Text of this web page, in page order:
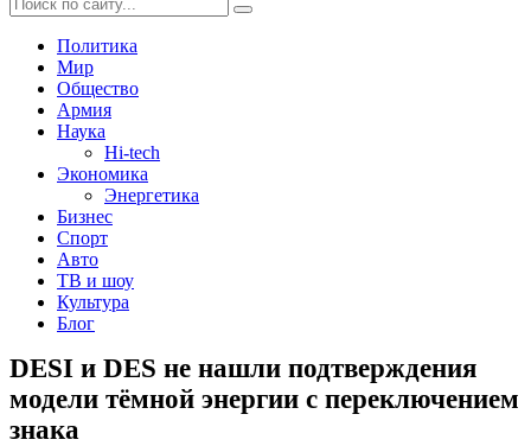
Политика
Мир
Общество
Армия
Наука
Hi-tech
Экономика
Энергетика
Бизнес
Спорт
Авто
ТВ и шоу
Культура
Блог
DESI и DES не нашли подтверждения
модели тёмной энергии с переключением
знака